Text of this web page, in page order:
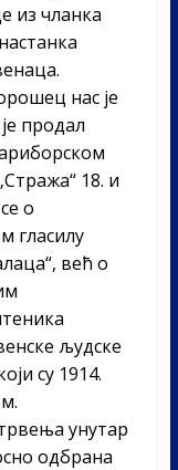
из чланка
нас је
продал
18. и
о
гласилу
већ о
људске
су 1914.
унутар
одбрана